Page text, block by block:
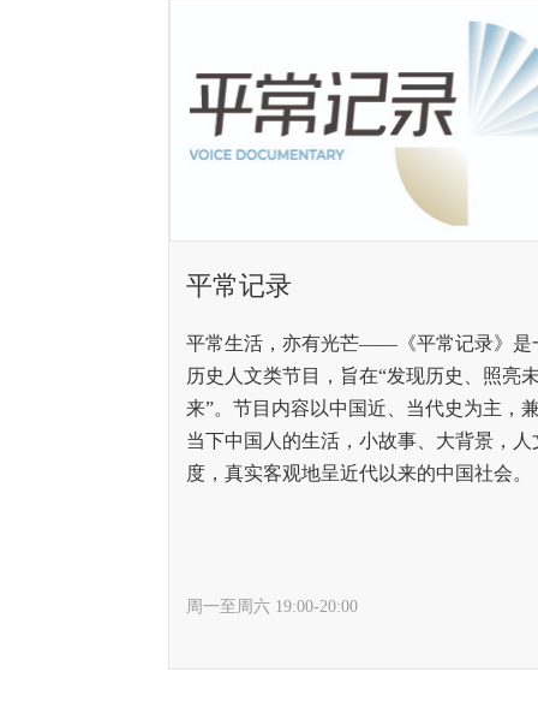
平常记录
平常生活，亦有光芒——《平常记录》是
历史人文类节目，旨在“发现历史、照亮
来”。节目内容以中国近、当代史为主，
当下中国人的生活，小故事、大背景，人
度，真实客观地呈近代以来的中国社会。
周一至周六 19:00-20:00